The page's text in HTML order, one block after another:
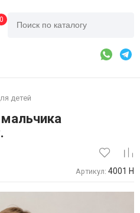
0
детей
Артикул: 4001 Н